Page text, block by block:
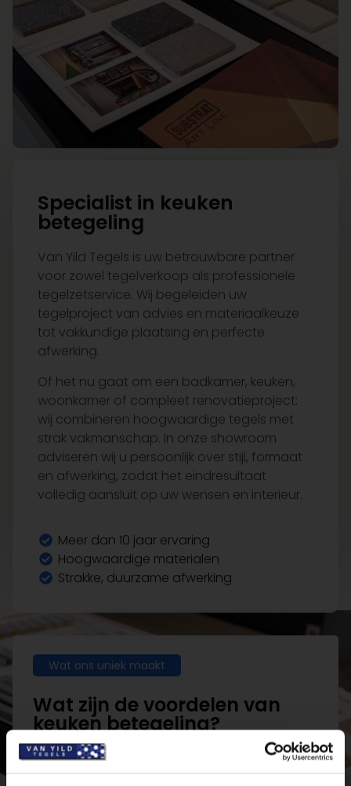
betegeling
Van Yild Tegels is uw betrouwbare partner
voor zowel tegelverkoop als professionele
tegelzetservice. Wij begeleiden uw
tegelproject van advies en materiaalkeuze
tot vakkundige plaatsing en perfecte
afwerking.
Of het nu gaat om een badkamer, keuken,
woonkamer of compleet renovatieproject:
wij combineren hoogwaardige tegels met
strak vakmanschap. In onze showroom
adviseren wij u persoonlijk over stijl, formaat
en afwerking, zodat het eindresultaat
volledig aansluit op uw wensen en interieur.
Hoogwaardige materialen
Strakke, duurzame afwerking
Wat ons uniek maakt
Wat zijn de voordelen van
keuken betegeling?
Het professioneel van eenkeuken